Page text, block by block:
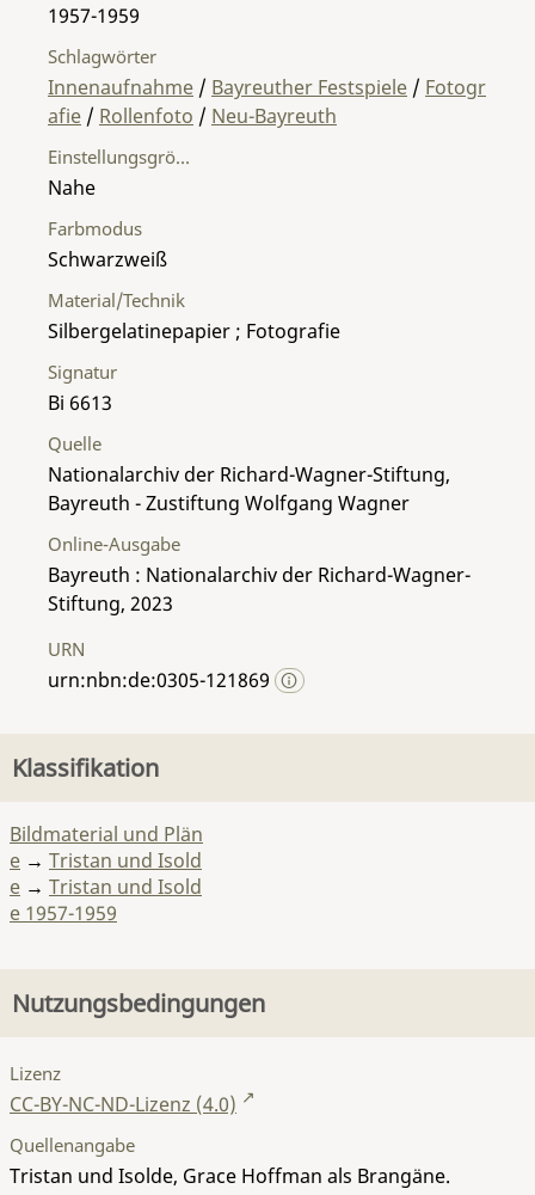
Material/Technik
Silbergelatinepapier ; Fotografie
Einstellungsgröße
Nahe
Farbmodus
Schwarzweiß
1957-1959
Signatur
Bi 6613
Quelle
Nationalarchiv der Richard-Wagner-Stiftung,
Bayreuth - Zustiftung Wolfgang Wagner
Schlagwörter
Innenaufnahme / Bayreuther Festspiele / Fotogr
afie / Rollenfoto / Neu-Bayreuth
Online-Ausgabe
Bayreuth : Nationalarchiv der Richard-Wagner-
Stiftung, 2023
URN
urn:nbn:de:0305-121869
Klassifikation
Bildmaterial und Plän
e → Tristan und Isold
e → Tristan und Isold
e 1957-1959
Nutzungsbedingungen
Lizenz
CC-BY-NC-ND-Lizenz (4.0)
Quellenangabe
Tristan und Isolde, Grace Hoffman als Brangäne.